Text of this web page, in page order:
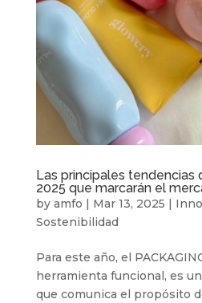
Las principales tendencias
2025 que marcarán el
by amfo | Mar 13, 2025 |
Sostenibilidad
Para este año, el
herramienta funcional, es
que comunica el propósito